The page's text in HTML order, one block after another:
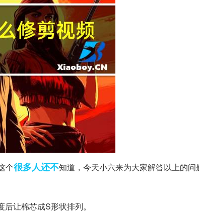
个很多人还不知道，今天小六来为大家解答以上的
让棉芯成S形状排列。